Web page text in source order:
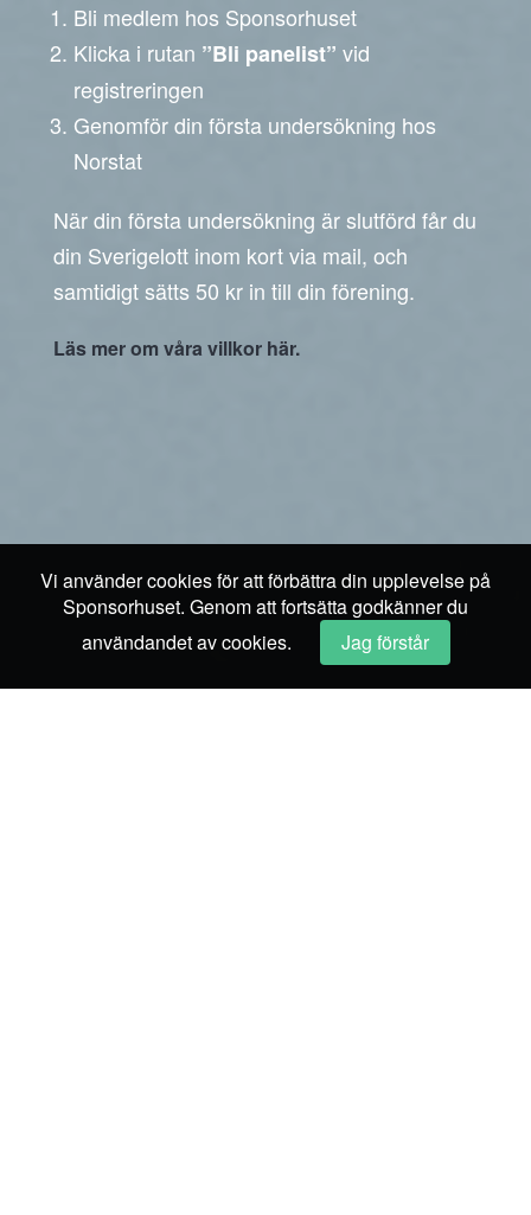
Bli medlem hos Sponsorhuset
Klicka i rutan ”Bli panelist” vid
registreringen
Genomför din första undersökning hos
Norstat
När din första undersökning är slutförd får du
din Sverigelott inom kort via mail, och
samtidigt sätts 50 kr in till din förening.
Läs mer om våra villkor här.
Vi använder cookies för att förbättra din upplevelse på
Sponsorhuset. Genom att fortsätta godkänner du
användandet av cookies.
Jag förstår